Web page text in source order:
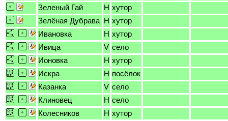
Зеленый Гай
H хутор
Зелёная Дубрава H хутор
Ивановка
H хутор
Ивица
V село
Ионовка
H хутор
Искра
H посёлок
Казанка
V село
Клиновец
H село
Колесников
H хутор